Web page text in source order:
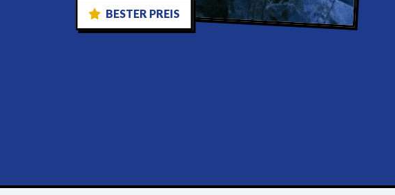
BESTER PREIS